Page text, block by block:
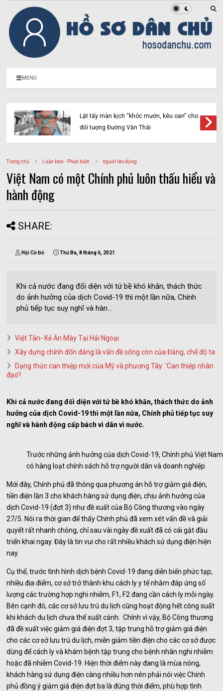
MENU
Lật tẩy màn kịch “khóc mướn, kêu oan” cho
đối tượng Đường Văn Thái
Trang chủ Luận bàn - Phản biện người lao động
Việt Nam có một Chính phủ luôn thấu hiểu và
hành động
SHARE:
Hội Cờ Đỏ Thứ Ba, 8 tháng 6, 2021
Khi cả nước đang đối diện với tứ bề khó khăn, thách thức
do ảnh hưởng của dịch Covid-19 thì một lần nữa, Chính
phủ tiếp tục suy nghĩ và hàn...
Việt Tân- Kẻ Ăn Mày Tại Hải Ngoại
Xây dựng chỉnh đốn đảng là vấn đề sống còn của Đảng, chế độ ta
Dạng thức can thiệp mới của Mỹ và phương Tây: 'Can thiệp nhân
đạo'!
Khi cả nước đang đối diện với tứ bề khó khăn, thách thức do ảnh
hưởng của dịch Covid-19 thì một lần nữa, Chính phủ tiếp tục suy
nghĩ và hành động cấp bách vì dân vì nước.
Trước những ảnh hưởng của dịch Covid-19, Chính phủ Việt
có hàng loạt chính sách hỗ trợ người dân và doanh nghiệp.
Mới đây, Chính phủ đã thông qua phương án hỗ trợ giảm giá điện,
tiền điện lần 3 cho khách hàng sử dụng điện, chịu ảnh hưởng của
dịch Covid-19 (đợt 3) như đề xuất của Bộ Công thương vào ngày
27/5. Nói ra thời gian để thấy Chính phủ đã xem xét vấn đề và giải
quyết rất nhanh chóng, chỉ sau vài ngày đề xuất đã có cái gật đầu
triển khai ngay. Đây là tin vui cho rất nhiều khách sử dụng điện hiện
nay.
Cụ thể, trước tình hình dịch bệnh Covid-19 đang diễn biến phức tạp,
nhiều địa điểm, cơ sở trở thành khu cách ly y tế nhằm đáp ứng số
lượng các trường hợp nghi nhiễm, F1, F2 đang cần cách ly mỗi ngày.
Bên cạnh đó, các cơ sở lưu trú du lịch cũng hoạt động hết công suất
khi khách du lịch chưa thể xuất cảnh. Chính vì vậy, Bộ Công thương
đã đề xuất việc giảm giá điện đợt 3, tập trung hỗ trợ giảm giá điện
cho các cơ sở lưu trú du lịch, miễn giảm tiền điện cho các cơ sở được
dùng để cách ly và khám bệnh tập trung cho bệnh nhân nghi nhiễm
hoặc đã nhiễm Covid-19. Hiện thời điểm này đang là mùa nóng,
khách hàng sử dụng điện càng nhiều hơn nên phải nói việc Chính
phủ đồng ý giảm giá điện đợt ba là đúng thời điểm, phù hợp tình